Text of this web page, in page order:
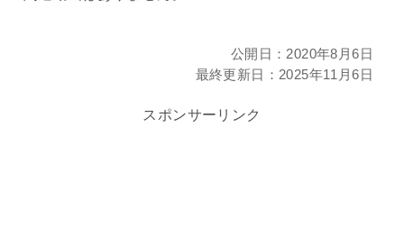
公開日： 2020年8月6日
最終更新日： 2025年11月6日
スポンサーリンク